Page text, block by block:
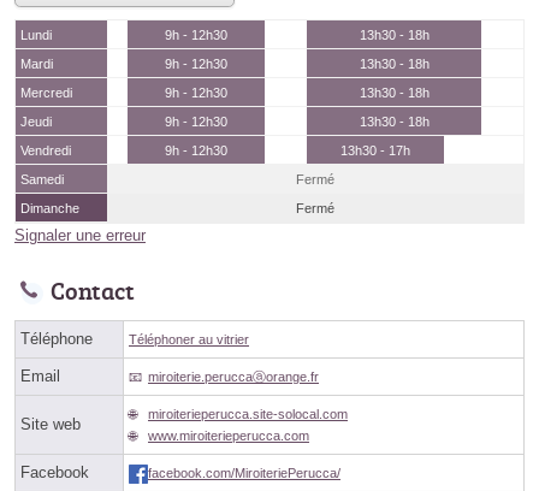
Lundi 9h - 12h30
13h30 - 18h
Mardi
9h - 12h30
13h30 - 18h
Mercredi
9h - 12h30
13h30 - 18h
Jeudi
9h - 12h30
13h30 - 18h
Vendredi
9h - 12h30
13h30 - 17h
Samedi
Fermé
Dimanche
Fermé
Signaler une erreur
Contact
Téléphone Téléphoner au vitrier
Email miroiterie.peruccaⓐorange.fr
Site web
miroiterieperucca.site-solocal.com
www.miroiterieperucca.com
Facebook facebook.com/MiroiteriePerucca/